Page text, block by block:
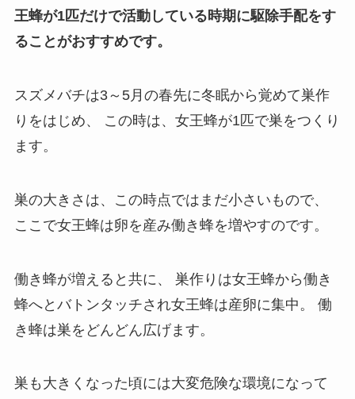
王蜂が1匹だけで活動している時期に駆除手配をす
ることがおすすめです。
スズメバチは3～5月の春先に冬眠から覚めて巣作
りをはじめ、
この時は、女王蜂が1匹で巣をつくり
ます。
巣の大きさは、この時点ではまだ小さいもので、
ここで女王蜂は卵を産み働き蜂を増やすのです。
働き蜂が増えると共に、
巣作りは女王蜂から働き
蜂へとバトンタッチされ女王蜂は産卵に集中。
働
き蜂は巣をどんどん広げます。
巣も大きくなった頃には大変危険な環境になって